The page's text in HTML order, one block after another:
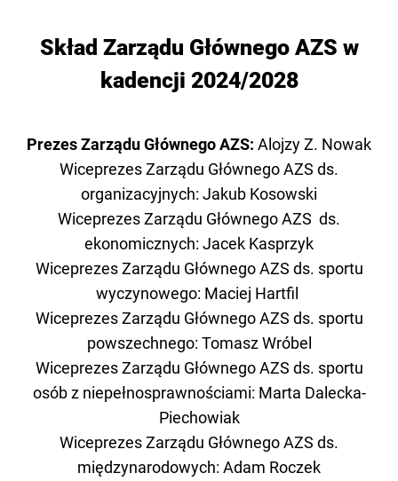
Skład Zarządu Głównego AZS w
kadencji 2024/2028
Prezes Zarządu Głównego AZS: Alojzy Z. Nowak
Wiceprezes Zarządu Głównego AZS ds.
organizacyjnych: Jakub Kosowski
Wiceprezes Zarządu Głównego AZS ds.
ekonomicznych: Jacek Kasprzyk
Wiceprezes Zarządu Głównego AZS ds. sportu
wyczynowego: Maciej Hartfil
Wiceprezes Zarządu Głównego AZS ds. sportu
powszechnego: Tomasz Wróbel
Wiceprezes Zarządu Głównego AZS ds. sportu
osób z niepełnosprawnościami: Marta Dalecka-
Piechowiak
Wiceprezes Zarządu Głównego AZS ds.
międzynarodowych: Adam Roczek